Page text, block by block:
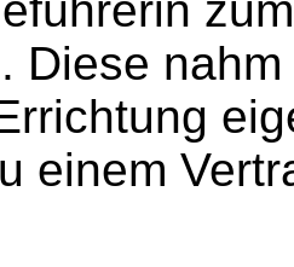
Diese
einem